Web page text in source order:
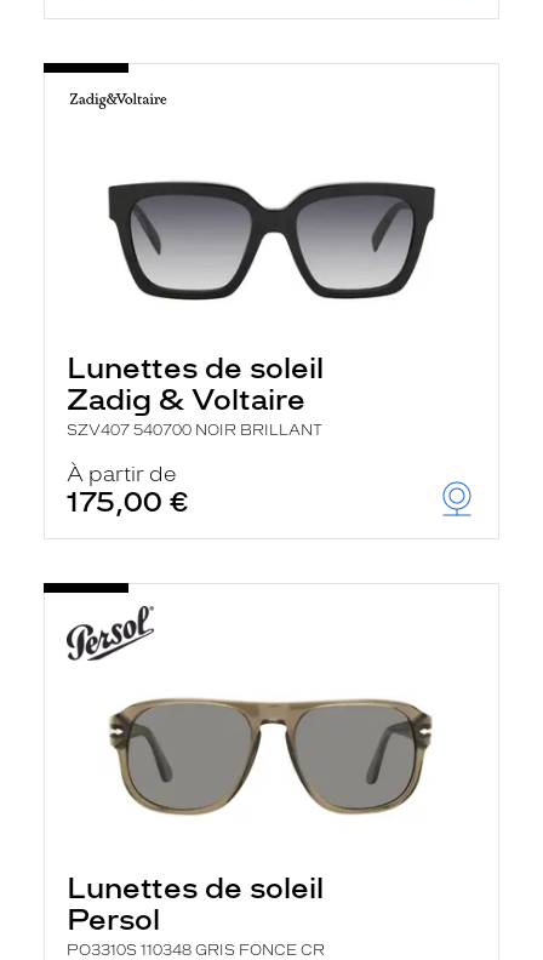
Lunettes de soleil
Zadig & Voltaire
SZV407 540700 NOIR BRILLANT
À partir de
175,00 €
Lunettes de soleil
Persol
PO3310S 110348 GRIS FONCE CR